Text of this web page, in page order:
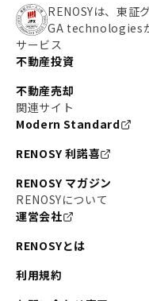
RENOSYは、東証
GA technologies
サービス
不動産投資
不動産売却
関連サイト
Modern Standard
RENOSY 利諾喜
RENOSY マガジン
RENOSYについて
運営会社
RENOSYとは
利用規約